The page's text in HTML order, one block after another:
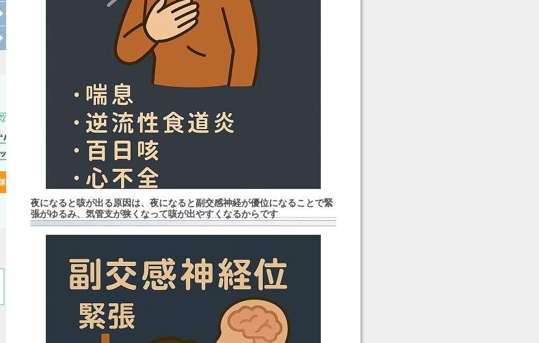
心臓リハビリテーションについて
夜になると咳が出る原因は、夜になると副交感神経が優位になることで緊
張がゆるみ、気管支が狭くなって咳が出やすくなるからです